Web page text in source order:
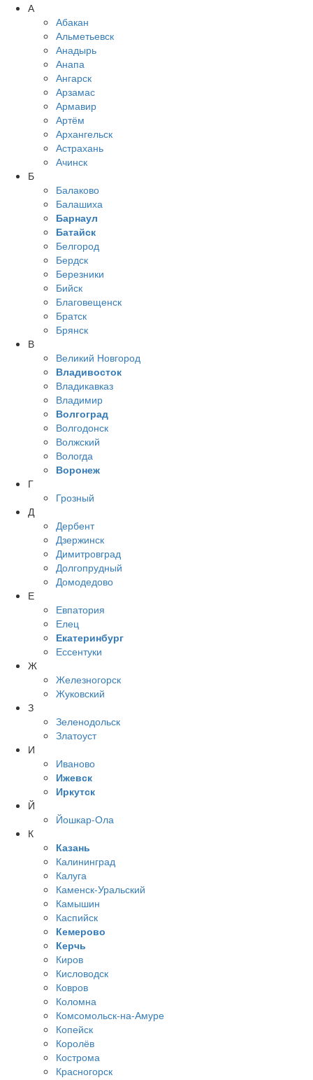
А
Абакан
Альметьевск
Анадырь
Анапа
Ангарск
Арзамас
Армавир
Артём
Архангельск
Астрахань
Ачинск
Б
Балаково
Балашиха
Барнаул
Батайск
Белгород
Бердск
Березники
Бийск
Благовещенск
Братск
Брянск
В
Великий Новгород
Владивосток
Владикавказ
Владимир
Волгоград
Волгодонск
Волжский
Вологда
Воронеж
Г
Грозный
Д
Дербент
Дзержинск
Димитровград
Долгопрудный
Домодедово
Е
Евпатория
Елец
Екатеринбург
Ессентуки
Ж
Железногорск
Жуковский
З
Зеленодольск
Златоуст
И
Иваново
Ижевск
Иркутск
Й
Йошкар-Ола
К
Казань
Калининград
Калуга
Каменск-Уральский
Камышин
Каспийск
Кемерово
Керчь
Киров
Кисловодск
Ковров
Коломна
Комсомольск-на-Амуре
Копейск
Королёв
Кострома
Красногорск